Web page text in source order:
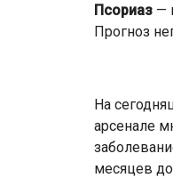
Псориаз —
Прогноз
На
арсенале
месяцев до